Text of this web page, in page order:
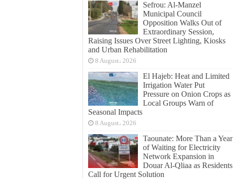
Sefrou: Al-Manzel
Municipal Council
Opposition Walks Out of
Extraordinary Session,
Raising Issues Over Street Lighting, Kiosks
and Urban Rehabilitation
8 August، 2026
El Hajeb: Heat and Limited
Irrigation Water Put
Pressure on Onion Crops as
Local Groups Warn of
Seasonal Impacts
8 August، 2026
Taounate: More Than a Year
of Waiting for Electricity
Network Expansion in
Douar Al-Qliaa as Residents
Call for Urgent Solution